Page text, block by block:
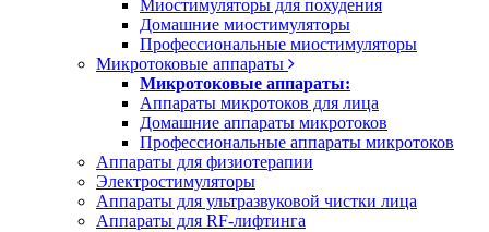
Миостимуляторы для похудения
Домашние миостимуляторы
Профессиональные миостимуляторы
Микротоковые аппараты
Микротоковые аппараты:
Аппараты микротоков для лица
Домашние аппараты микротоков
Профессиональные аппараты микротоков
Аппараты для физиотерапии
Электростимуляторы
Аппараты для ультразвуковой чистки лица
Аппараты для RF-лифтинга